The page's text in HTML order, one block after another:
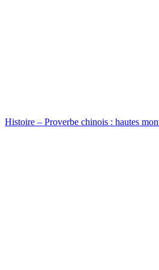
Histoire – Proverbe chinois : hautes